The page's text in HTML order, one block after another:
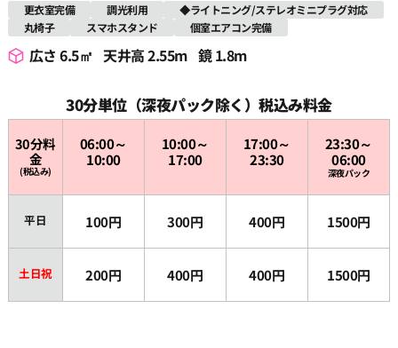
更衣室完備 調光利用
◆ライトニング/ステレオミニプラグ対応
丸椅子
スマホスタンド 個室エアコン完備
広さ 6.5㎡ 天井高 2.55m 鏡 1.8m
30分単位（深夜パック除く）税込み料金
30分料
金
(税込み)
06:00～
10:00
10:00～
17:00
17:00～
23:30
23:30～
06:00
深夜パック
平日 100円 300円 400円 1500円
土日祝 200円 400円 400円 1500円